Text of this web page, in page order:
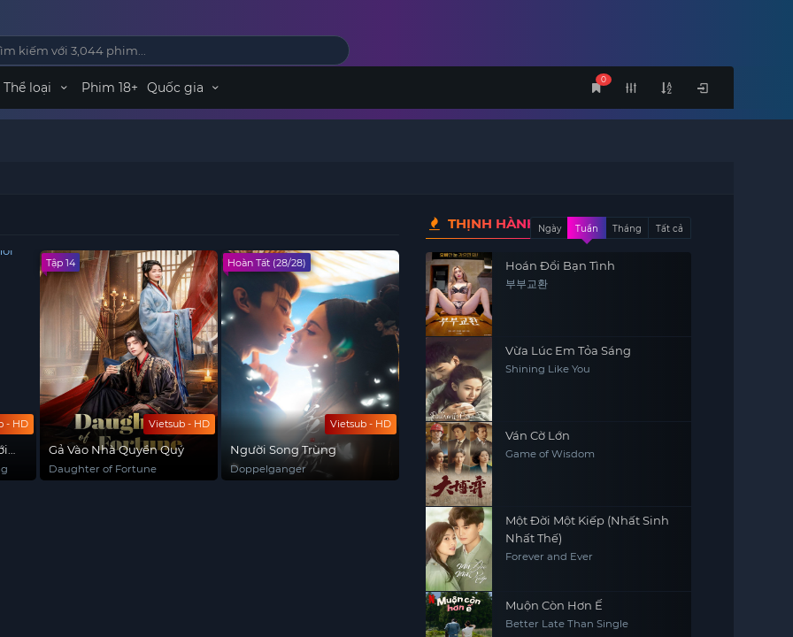
0
Thể loại Phim 18+ Quốc gia
- HD Vietsub - HD
Tập 14
Gả Vào Nhà Quyền Quý
Daughter of Fortune
Vietsub - HD
Hoàn Tất (28/28)
Người Song Trùng
Doppelganger
THỊNH HÀNHNgày Tuần Tháng Tất cả
Hoán Đổi Bạn Tình
부부교환
Vừa Lúc Em Tỏa Sáng
Shining Like You
Ván Cờ Lớn
Game of Wisdom
Một Đời Một Kiếp (Nhất Sinh
Nhất Thế)
Forever and Ever
Muộn Còn Hơn Ế
Better Late Than Single